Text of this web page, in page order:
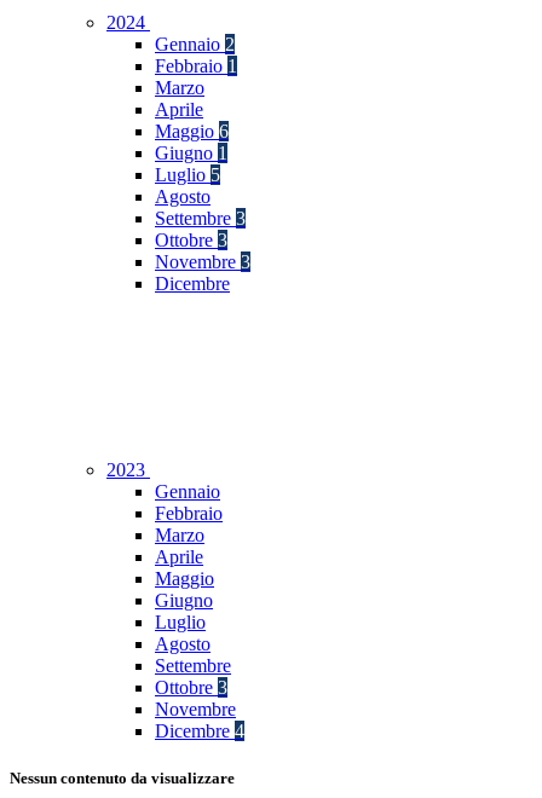
2024
Gennaio 2
Febbraio 1
Marzo
Aprile
Maggio 6
Giugno 1
Luglio 5
Agosto
Settembre 3
Ottobre 3
Novembre 3
Dicembre
2023
Gennaio
Febbraio
Marzo
Aprile
Maggio
Giugno
Luglio
Agosto
Settembre
Ottobre 3
Novembre
Dicembre 4
Nessun contenuto da visualizzare